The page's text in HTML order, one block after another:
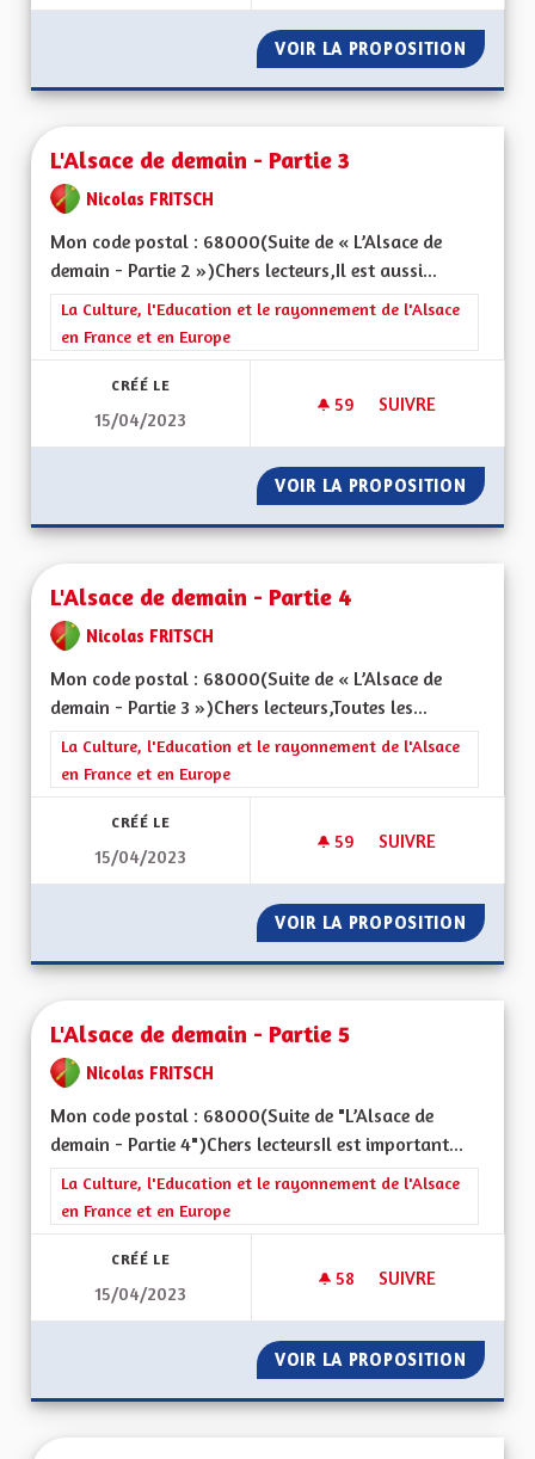
VOIR LA PROPOSITION
L'Alsace de demain - Partie 3
Nicolas FRITSCH
Mon code postal : 68000(Suite de « L’Alsace de
demain - Partie 2 »)Chers lecteurs,Il est aussi...
Filtrer les résultats de la catégorie : La Culture, l'Education et
La Culture, l'Education et le rayonnement de l'Alsace
en France et en Europe
CRÉÉ LE
15/04/2023
59 59 ABONNÉS
SUIVRE
VOIR LA PROPOSITION
L'Alsace de demain - Partie 4
Nicolas FRITSCH
Mon code postal : 68000(Suite de « L’Alsace de
demain - Partie 3 »)Chers lecteurs,Toutes les...
Filtrer les résultats de la catégorie : La Culture, l'Education et
La Culture, l'Education et le rayonnement de l'Alsace
en France et en Europe
CRÉÉ LE
15/04/2023
59 59 ABONNÉS
SUIVRE
VOIR LA PROPOSITION
L'Alsace de demain - Partie 5
Nicolas FRITSCH
Mon code postal : 68000(Suite de "L’Alsace de
demain - Partie 4")Chers lecteursIl est important...
Filtrer les résultats de la catégorie : La Culture, l'Education et
La Culture, l'Education et le rayonnement de l'Alsace
en France et en Europe
CRÉÉ LE
15/04/2023
58 58 ABONNÉS
SUIVRE
VOIR LA PROPOSITION